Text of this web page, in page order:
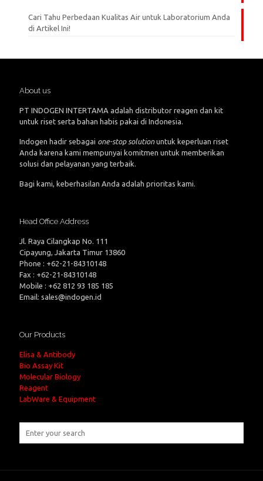
Cari Tahu Perbedaan Kualitas Air untuk Laboratorium Anda
di Artikel Ini!
About us
PT INDOGEN INTERTAMA adalah distributor reagen dan kit
untuk riset serta bahan habis pakai di Indonesia.
Indogen hadir sebagai one-stop solutionuntuk keperluan riset
Anda karena kami mempunyai komitmen untuk memberikan
solusi dan pelayanan yang terbaik.
Bagi kami, keberhasilan Anda adalah prioritas kami.
Head Office Address
Jl. Raya Cilangkap No. 111
Cipayung, Jakarta Timur 13860
Phone : +62-21-84310148
Fax : +62-21-84310148
Mobile : +62 812 93 185 185
Email: sales@indogen.id
Our Products
Elisa & Antibody
Bio Assay Kit
Molecular Biology
Reagent
LabWare & Equipment